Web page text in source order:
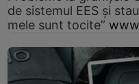
de sistemul EES și
mele sunt tocite”